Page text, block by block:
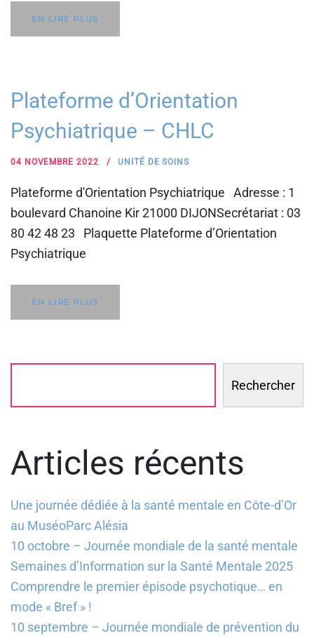
EN LIRE PLUS
Plateforme d’Orientation
Psychiatrique – CHLC
04 NOVEMBRE 2022 UNITÉ DE SOINS
Plateforme d'Orientation Psychiatrique Adresse : 1
boulevard Chanoine Kir 21000 DIJONSecrétariat : 03
80 42 48 23 Plaquette Plateforme d’Orientation
Psychiatrique
EN LIRE PLUS
Rechercher
Articles récents
Une journée dédiée à la santé mentale en Côte-d’Or
au MuséoParc Alésia
10 octobre – Journée mondiale de la santé mentale
Semaines d’Information sur la Santé Mentale 2025
Comprendre le premier épisode psychotique… en
mode « Bref » !
10 septembre – Journée mondiale de prévention du